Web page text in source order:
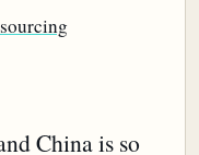
China is so